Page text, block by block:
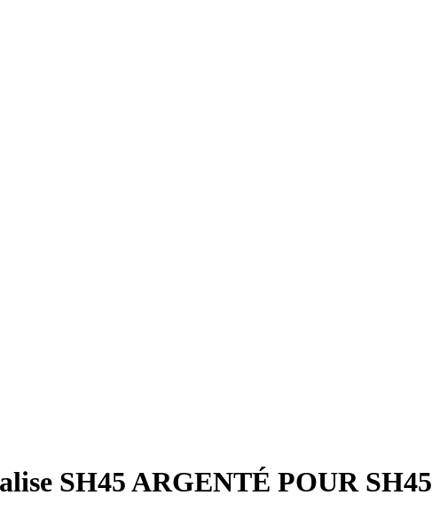
SH45 ARGENTÉ POUR SH45